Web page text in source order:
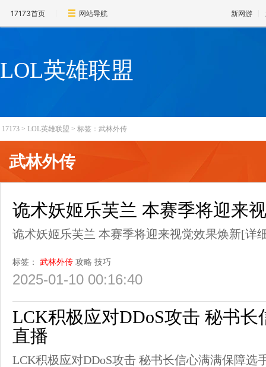
17173首页 网站导航 新网游
LOL英雄联盟
17173 > LOL英雄联盟 > 标签：武林外传
武林外传
诡术妖姬乐芙兰 本赛季将迎来
诡术妖姬乐芙兰 本赛季将迎来视觉效果焕新[详
标签： 武林外传 攻略 技巧
2025-01-10 00:16:40
LCK积极应对DDoS攻击 秘书长
直播
LCK积极应对DDoS攻击 秘书长信心满满保障选